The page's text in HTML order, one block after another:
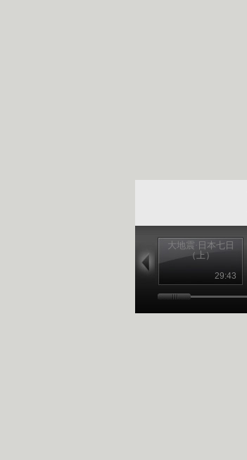
大地震·日本七日
（上）
29:43